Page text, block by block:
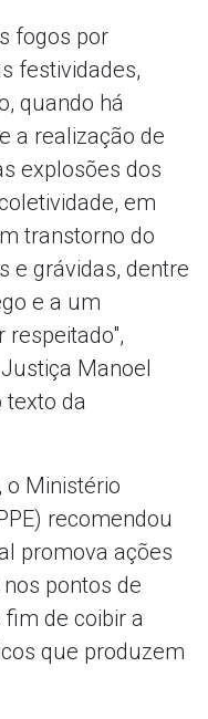
fogos por
festividades,
quando há
a realização de
explosões dos
em
transtorno do
e grávidas, dentre
e a um
respeitado",
Manoel
texto da
o Ministério
recomendou
promova ações
pontos de
de coibir a
que produzem